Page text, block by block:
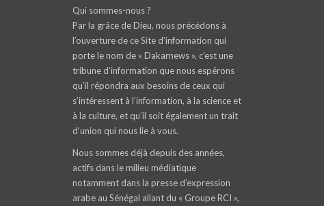
Qui sommes-nous ?
Par la grâce de Dieu, nous précédons à
l’ouverture de ce Site d’information qui
porte le nom de « Dakarnews », c’est une
tribune d’information que nous espérons
qu’il répondra aux besoins de ceux qui
s’intéressent à l’information, à la science et
à la culture, et qu’il soit également un trait
d‘union qui nous lie à vous.
Nous sommes déjà depuis des années,
actifs dans le milieu médiatique
notamment dans la presse d’expression
arabe au Sénégal allant du « Groupe RCI »,